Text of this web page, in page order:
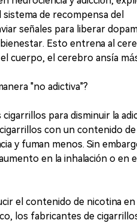
de recompensa del
señales para liberar
Esto entrena al
cuerpo, el cerebro ansía
"no adictiva"?
para disminuir la
con un contenido de
y fuman menos. Sin
en la inhalación o en el
el contenido de nicotina en
los fabricantes de